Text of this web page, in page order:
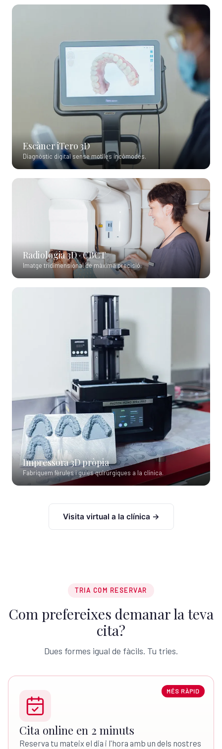
Escàner iTero 3D
Diagnòstic digital sense motlles incòmodes.
Radiologia 3D · CBCT
Imatge tridimensional de màxima precisió.
Impressora 3D pròpia
Fabriquem fèrules i guies quirúrgiques a la clínica.
Visita virtual a la clínica →
TRIA COM RESERVAR
Com prefereixes demanar la teva
cita?
Dues formes igual de fàcils. Tu tries.
MÉS RÀPID
Cita online en 2 minuts
Reserva tu mateix el dia i l'hora amb un dels nostres